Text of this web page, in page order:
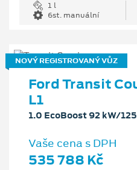
1 l
6st. manuální
NOVÝ REGISTROVANÝ VŮZ
Ford Transit
L1
1.0 EcoBoost 92 kW/
Vaše cena s DPH
535 788 Kč